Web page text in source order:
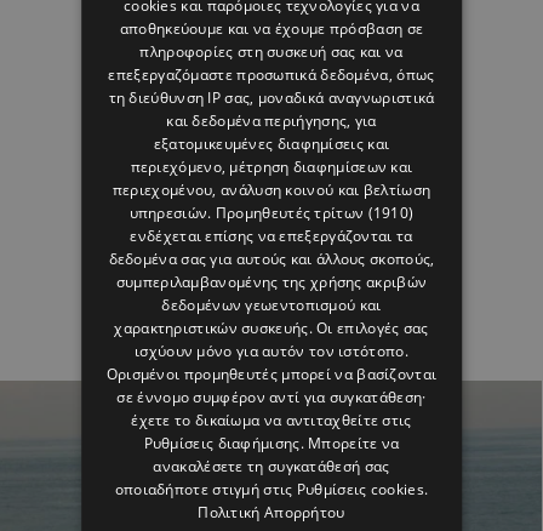
cookies και παρόμοιες τεχνολογίες για να
αποθηκεύουμε και να έχουμε πρόσβαση σε
πληροφορίες στη συσκευή σας και να
επεξεργαζόμαστε προσωπικά δεδομένα, όπως
τη διεύθυνση IP σας, μοναδικά αναγνωριστικά
και δεδομένα περιήγησης, για
εξατομικευμένες διαφημίσεις και
περιεχόμενο, μέτρηση διαφημίσεων και
περιεχομένου, ανάλυση κοινού και βελτίωση
υπηρεσιών. Προμηθευτές τρίτων (1910)
ενδέχεται επίσης να επεξεργάζονται τα
δεδομένα σας για αυτούς και άλλους σκοπούς,
συμπεριλαμβανομένης της χρήσης ακριβών
δεδομένων γεωεντοπισμού και
χαρακτηριστικών συσκευής. Οι επιλογές σας
ισχύουν μόνο για αυτόν τον ιστότοπο.
Ορισμένοι προμηθευτές μπορεί να βασίζονται
σε έννομο συμφέρον αντί για συγκατάθεση·
έχετε το δικαίωμα να αντιταχθείτε στις
Ρυθμίσεις διαφήμισης. Μπορείτε να
ανακαλέσετε τη συγκατάθεσή σας
οποιαδήποτε στιγμή στις Ρυθμίσεις cookies.
Πολιτική Απορρήτου